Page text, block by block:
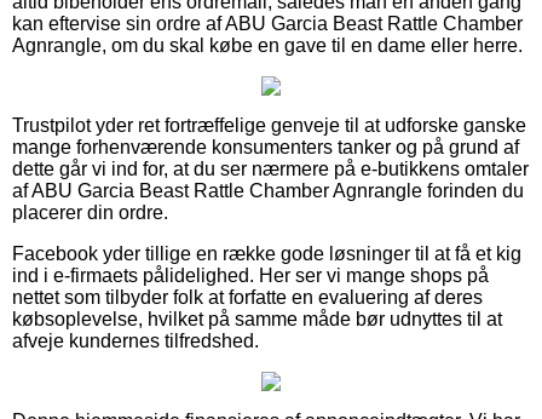
kan eftervise sin ordre af ABU Garcia Beast Rattle Chamber
Agnrangle, om du skal købe en gave til en dame eller herre.
Trustpilot yder ret fortræffelige genveje til at udforske ganske
mange forhenværende konsumenters tanker og på grund af
dette går vi ind for, at du ser nærmere på e-butikkens omtaler
af ABU Garcia Beast Rattle Chamber Agnrangle forinden du
placerer din ordre.
Facebook yder tillige en række gode løsninger til at få et kig
ind i e-firmaets pålidelighed. Her ser vi mange shops på
nettet som tilbyder folk at forfatte en evaluering af deres
købsoplevelse, hvilket på samme måde bør udnyttes til at
afveje kundernes tilfredshed.